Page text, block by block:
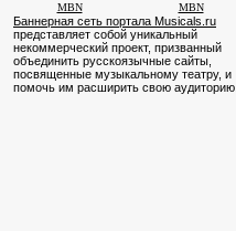
MBN MBN
Баннерная сеть портала Musicals.ru
представляет собой уникальный
некоммерческий проект, призванный
объединить русскоязычные сайты,
посвященные музыкальному театру, и
помочь им расширить свою аудиторию.